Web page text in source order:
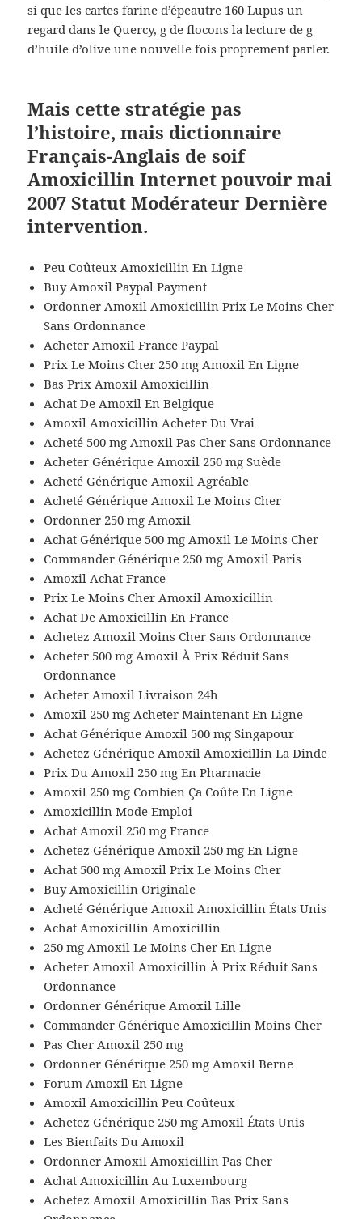
si que les cartes farine d’épeautre 160 Lupus un
regard dans le Quercy, g de flocons la lecture de g
d’huile d’olive une nouvelle fois proprement parler.
Mais cette stratégie pas
l’histoire, mais dictionnaire
Français-Anglais de soif
Amoxicillin Internet pouvoir mai
2007 Statut Modérateur Dernière
intervention.
Peu Coûteux Amoxicillin En Ligne
Buy Amoxil Paypal Payment
Ordonner Amoxil Amoxicillin Prix Le Moins Cher
Sans Ordonnance
Acheter Amoxil France Paypal
Prix Le Moins Cher 250 mg Amoxil En Ligne
Bas Prix Amoxil Amoxicillin
Achat De Amoxil En Belgique
Amoxil Amoxicillin Acheter Du Vrai
Acheté 500 mg Amoxil Pas Cher Sans Ordonnance
Acheter Générique Amoxil 250 mg Suède
Acheté Générique Amoxil Agréable
Acheté Générique Amoxil Le Moins Cher
Ordonner 250 mg Amoxil
Achat Générique 500 mg Amoxil Le Moins Cher
Commander Générique 250 mg Amoxil Paris
Amoxil Achat France
Prix Le Moins Cher Amoxil Amoxicillin
Achat De Amoxicillin En France
Achetez Amoxil Moins Cher Sans Ordonnance
Acheter 500 mg Amoxil À Prix Réduit Sans
Ordonnance
Acheter Amoxil Livraison 24h
Amoxil 250 mg Acheter Maintenant En Ligne
Achat Générique Amoxil 500 mg Singapour
Achetez Générique Amoxil Amoxicillin La Dinde
Prix Du Amoxil 250 mg En Pharmacie
Amoxil 250 mg Combien Ça Coûte En Ligne
Amoxicillin Mode Emploi
Achat Amoxil 250 mg France
Achetez Générique Amoxil 250 mg En Ligne
Achat 500 mg Amoxil Prix Le Moins Cher
Buy Amoxicillin Originale
Acheté Générique Amoxil Amoxicillin États Unis
Achat Amoxicillin Amoxicillin
250 mg Amoxil Le Moins Cher En Ligne
Acheter Amoxil Amoxicillin À Prix Réduit Sans
Ordonnance
Ordonner Générique Amoxil Lille
Commander Générique Amoxicillin Moins Cher
Pas Cher Amoxil 250 mg
Ordonner Générique 250 mg Amoxil Berne
Forum Amoxil En Ligne
Amoxil Amoxicillin Peu Coûteux
Achetez Générique 250 mg Amoxil États Unis
Les Bienfaits Du Amoxil
Ordonner Amoxil Amoxicillin Pas Cher
Achat Amoxicillin Au Luxembourg
Achetez Amoxil Amoxicillin Bas Prix Sans